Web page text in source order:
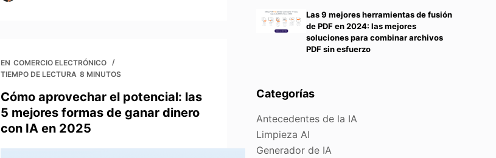
EN COMERCIO ELECTRÓNICO
TIEMPO DE LECTURA 8 MINUTOS
Cómo aprovechar el potencial: las
5 mejores formas de ganar dinero
con IA en 2025
Las 9 mejores herramientas de fusión
de PDF en 2024: las mejores
soluciones para combinar archivos
PDF sin esfuerzo
Categorías
Antecedentes de la IA
Limpieza AI
Generador de IA